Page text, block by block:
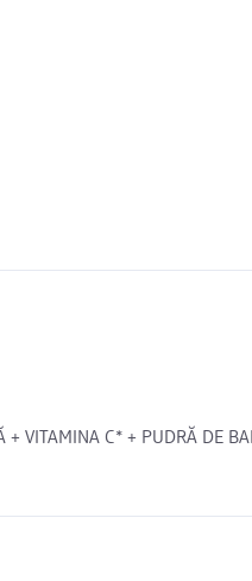
+ VITAMINA C* + PUDRĂ